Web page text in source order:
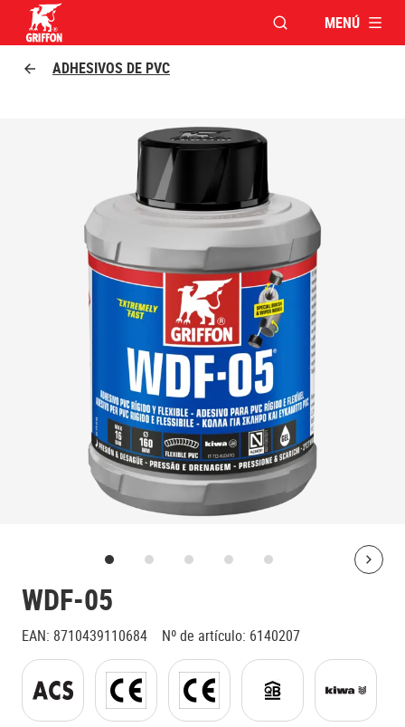
ABRIR VENTANA
MENÚ
ADHESIVOS DE PVC
WDF-05
EAN: 8710439110684 Nº de artículo: 6140207